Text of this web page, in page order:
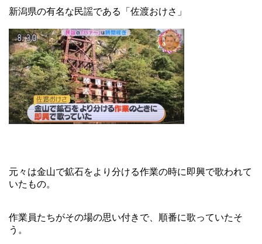
新潟県の有名な民謡である「佐渡おけさ」
元々は金山で鉱石をより分ける作業の時に即興で歌われて
いたもの。
作業員たちがその場の思い付きで、順番に歌っていたそ
う。